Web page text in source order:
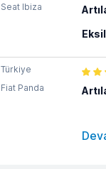
Seat Ibiza
Türkiye
Fiat Panda